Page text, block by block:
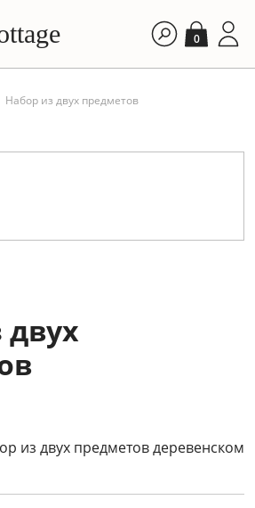
0
Набор из двух предметов
двух
из двух предметов деревенском